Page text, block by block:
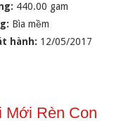
440.00 gam
Bìa mềm
hành: 12/05/2017
Mới Rèn Con